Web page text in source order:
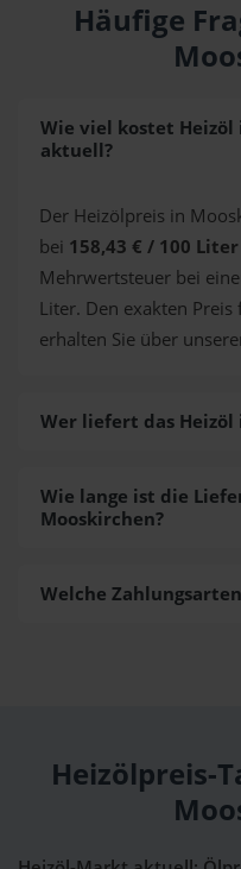
Häufige
Wie viel kostet Heizöl
aktuell?
Der Heizölpreis in
bei 158,43 € / 100 Liter
Mehrwertsteuer bei
Liter. Den exakten
erhalten Sie über
Wer liefert das Heizöl
Wie lange ist die
Mooskirchen?
Welche
Heizölpreis-